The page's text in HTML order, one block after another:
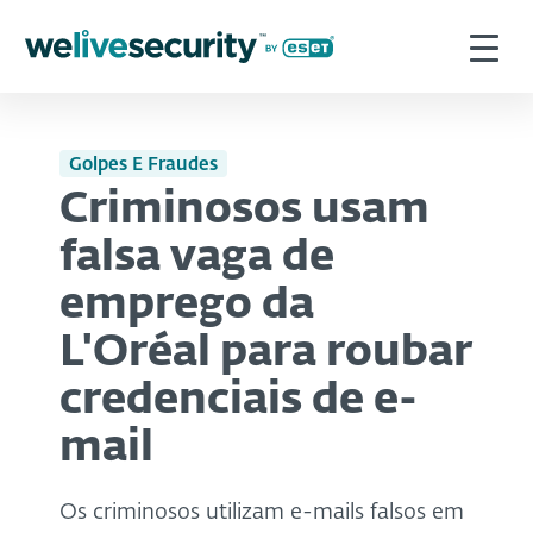
Golpes E Fraudes
Criminosos usam
falsa vaga de
emprego da
L'Oréal para roubar
credenciais de e-
mail
Os criminosos utilizam e-mails falsos em